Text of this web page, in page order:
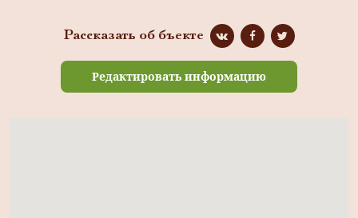
Рассказать об бъекте
Редактировать информацию